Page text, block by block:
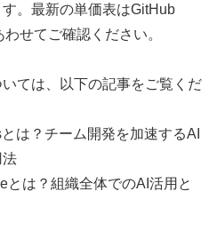
。最新の単価表はGitHub
せてご確認ください。
ては、以下の記事をご覧くだ
は？チーム開発を加速するAI
法
とは？組織全体でのAI活用と